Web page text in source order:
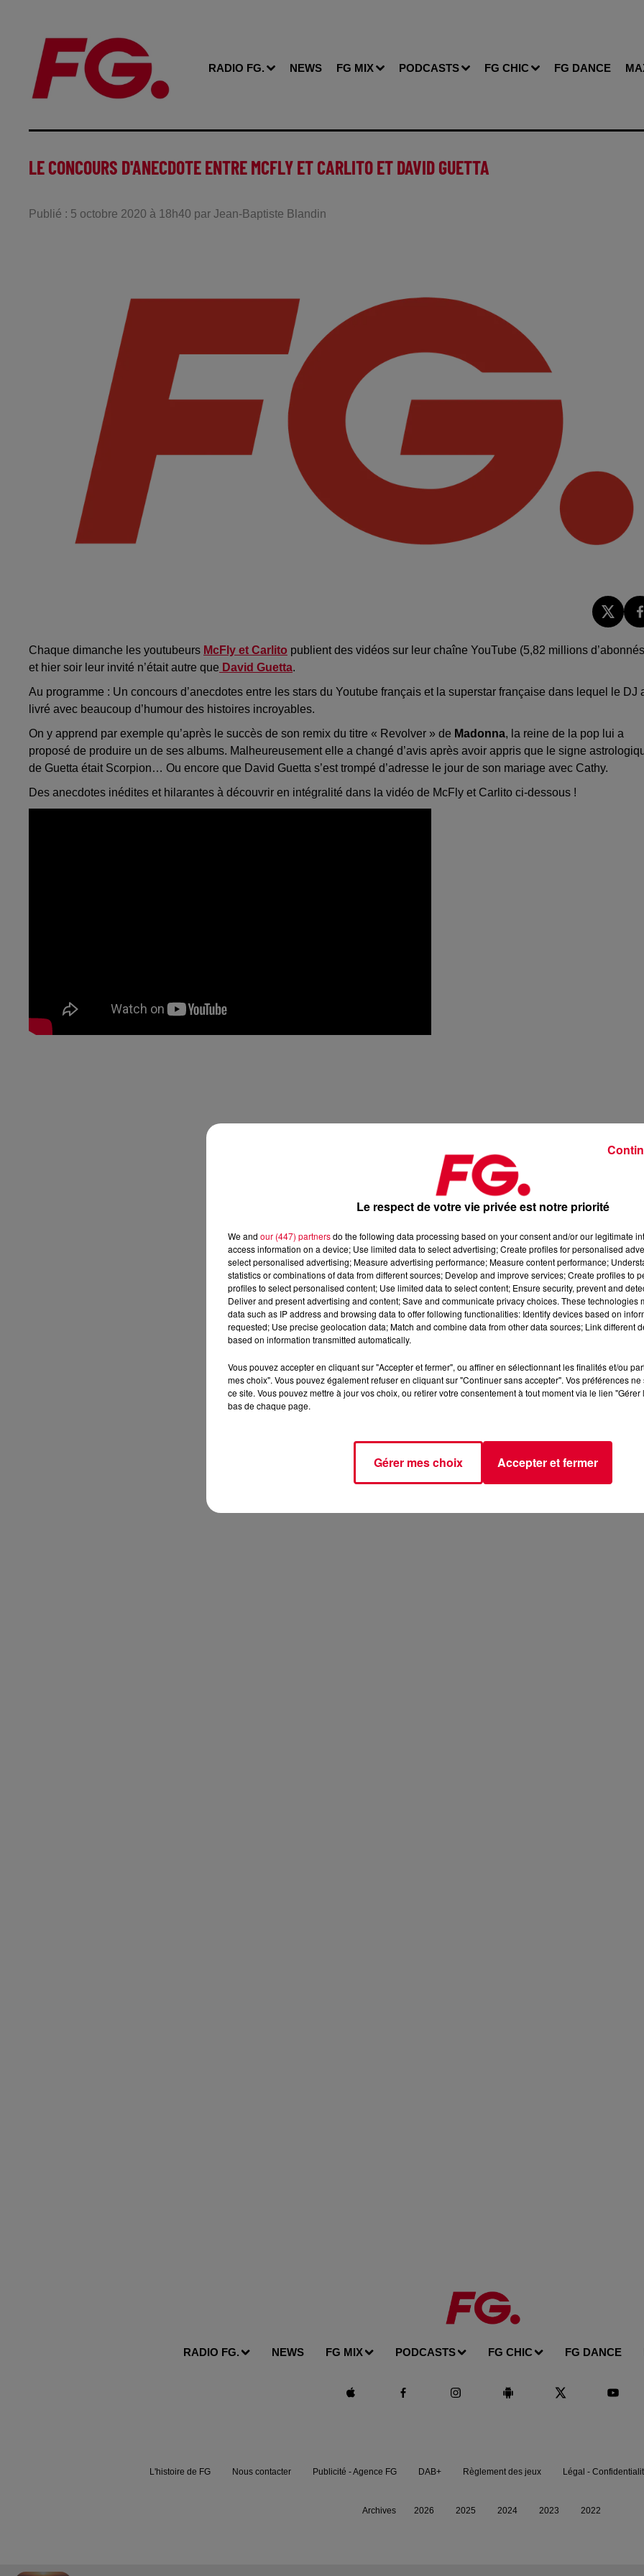
RADIO FG. NEWS FG MIX PODCASTS FG CHIC FG DANCE
LE CONCOURS D'ANECDOTE ENTRE MCFLY ET CARLITO ET DAVID GUETTA
Publié : 5 octobre 2020 à 18h40 par Jean-Baptiste Blandin
Chaque dimanche les youtubeurs McFly et Carlito publient des vidéos sur leur chaîne YouTube (5,82 millions
et hier soir leur invité n’était autre que David Guetta.
Au programme : Un concours d’anecdotes entre les stars du Youtube français et la superstar française dans lequel le DJ
livré avec beaucoup d’humour des histoires incroyables.
On y apprend par exemple qu’après le succès de son remix du titre « Revolver » de Madonna, la reine de la pop lui a
proposé de produire un de ses albums. Malheureusement elle a changé d’avis après avoir appris que le signe
de Guetta était Scorpion… Ou encore que David Guetta s’est trompé d’adresse le jour de son mariage avec Cathy.
Des anecdotes inédites et hilarantes à découvrir en intégralité dans la vidéo de McFly et Carlito ci-dessous !
RADIO FG. NEWS FG MIX PODCASTS FG CHIC FG DANCE
L'histoire de FG Nous contacter Publicité - Agence FG DAB+ Règlement des jeux Légal -
Archives 2026 2025 2024 2023 2022
Le respect de votre vie privée est notre priorité
We and our (447) partnersdo the following data processing based on your consent and/or our legitimate
access information on a device; Use limited data to select advertising; Create profiles for personalised
select personalised advertising; Measure advertising performance; Measure content performance;
statistics or combinations of data from different sources; Develop and improve services; Create profiles to
profiles to select personalised content; Use limited data to select content; Ensure security, prevent and
Deliver and present advertising and content; Save and communicate privacy choices. These technologies
data such as IP address and browsing data to offer following functionalities: Identify devices based on
requested; Use precise geolocation data; Match and combine data from other data sources; Link different
based on information transmitted automatically.
Vous pouvez accepter en cliquant sur "Accepter et fermer", ou affiner en sélectionnant les finalités et/ou
mes choix". Vous pouvez également refuser en cliquant sur "Continuer sans accepter". Vos préférences
ce site. Vous pouvez mettre à jour vos choix, ou retirer votre consentement à tout moment via le lien
bas de chaque page.
Gérer mes choix Accepter et fermer